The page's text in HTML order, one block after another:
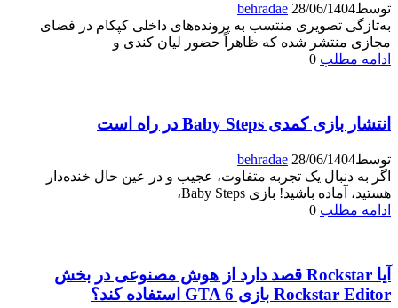
توسط behradae 28/06/1404
به‌تازگی تصویری منتسب به پرونده‌های داخلی کپکام در فضای
مجازی منتشر شده که ظاهراً حضور لیان کندی و
ادامه مطلب 0
انتشار بازی کمدی Baby Steps در راه است
توسط behradae 28/06/1404
اگر به دنبال یک تجربه متفاوت، عجیب و در عین حال خنده‌دار
هستید، آماده باشید! بازی Baby Steps،
ادامه مطلب 0
آیا Rockstar قصد دارد از هوش مصنوعی در بخش
Rockstar Editor بازی GTA 6 استفاده کند؟